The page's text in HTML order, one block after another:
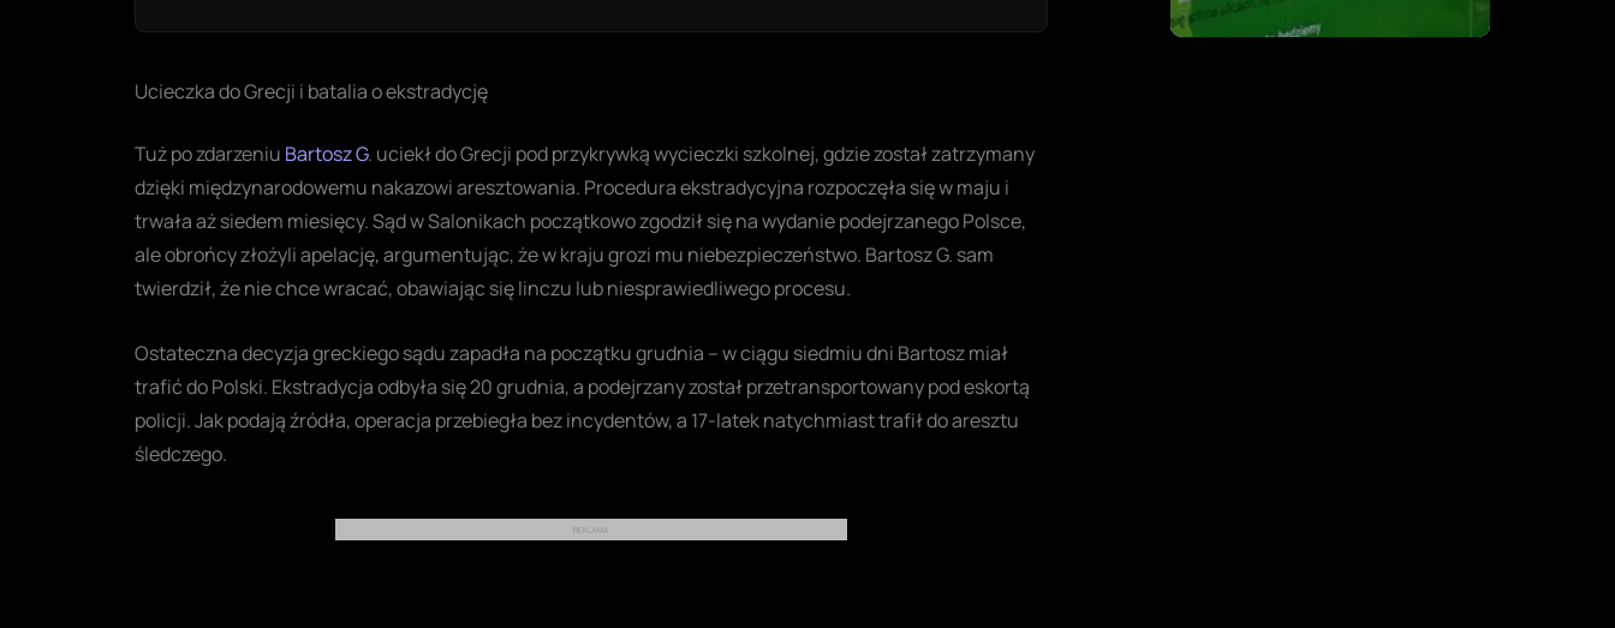
Ucieczka do Grecji i batalia o ekstradycję
Tuż po zdarzeniu Bartosz G. uciekł do Grecji pod przykrywką wycieczki szkolnej, gdzie został zatrzymany
dzięki międzynarodowemu nakazowi aresztowania. Procedura ekstradycyjna rozpoczęła się w maju i
trwała aż siedem miesięcy. Sąd w Salonikach początkowo zgodził się na wydanie podejrzanego Polsce,
ale obrońcy złożyli apelację, argumentując, że w kraju grozi mu niebezpieczeństwo. Bartosz G. sam
twierdził, że nie chce wracać, obawiając się linczu lub niesprawiedliwego procesu.
Ostateczna decyzja greckiego sądu zapadła na początku grudnia – w ciągu siedmiu dni Bartosz miał
trafić do Polski. Ekstradycja odbyła się 20 grudnia, a podejrzany został przetransportowany pod eskortą
policji. Jak podają źródła, operacja przebiegła bez incydentów, a 17-latek natychmiast trafił do aresztu
śledczego.
REKLAMA